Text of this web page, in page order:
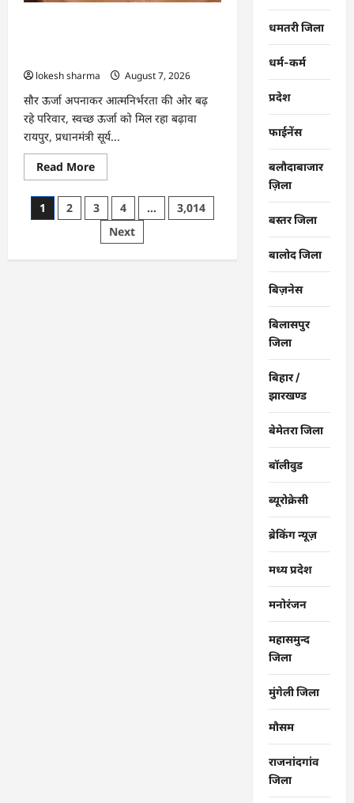
lokesh sharma
August 7, 2026
सौर ऊर्जा अपनाकर आत्मनिर्भरता की ओर बढ़
रहे परिवार, स्वच्छ ऊर्जा को मिल रहा बढ़ावा
रायपुर, प्रधानमंत्री सूर्य...
Read MoreRead
more
CG
:
पीएम
घर
Posts
1 2 3 4 …
3,014
Next
धमतरी जिला
धर्म-कर्म
प्रदेश
फाईनेंस
बलौदाबाजार
ज़िला
बस्तर जिला
बालोद जिला
बिज़नेस
बिलासपुर
जिला
बिहार /
झारखण्ड
बेमेतरा जिला
बॉलीवुड
ब्यूरोक्रेसी
ब्रेकिंग न्यूज़
मध्य प्रदेश
मनोरंजन
महासमुन्द
जिला
मुंगेली जिला
मौसम
राजनांदगांव
जिला